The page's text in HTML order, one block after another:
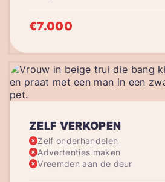
€7.000
ZELF VERKOPEN
Zelf onderhandelen
Advertenties maken
Vreemden aan de deur